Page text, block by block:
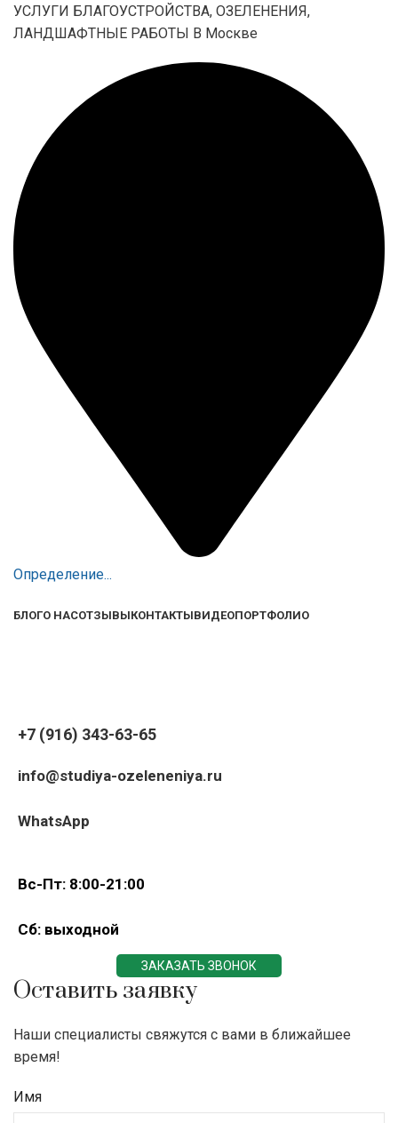
УСЛУГИ БЛАГОУСТРОЙСТВА, ОЗЕЛЕНЕНИЯ,
ЛАНДШАФТНЫЕ РАБОТЫ В Москве
Определение...
БЛОГО НАСОТЗЫВЫКОНТАКТЫВИДЕОПОРТФОЛИО
+7 (916) 343-63-65
info@studiya-ozeleneniya.ru
WhatsApp
Вс-Пт: 8:00-21:00
Сб: выходной
ЗАКАЗАТЬ ЗВОНОК
Оставить заявку
Наши специалисты свяжутся с вами в ближайшее
время!
Имя